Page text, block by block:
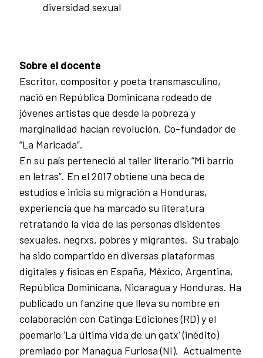
diversidad sexual
Sobre el docente
Escritor, compositor y poeta transmasculino,
nació en República Dominicana rodeado de
jóvenes artistas que desde la pobreza y
marginalidad hacían revolución. Co-fundador de
“La Maricada”.
En su país perteneció al taller literario “Mi barrio
en letras”. En el 2017 obtiene una beca de
estudios e inicia su migración a Honduras,
experiencia que ha marcado su literatura
retratando la vida de las personas disidentes
sexuales, negrxs, pobres y migrantes. Su trabajo
ha sido compartido en diversas plataformas
digitales y físicas en España, México, Argentina,
República Dominicana, Nicaragua y Honduras. Ha
publicado un fanzine que lleva su nombre en
colaboración con Catinga Ediciones (RD) y el
poemario 'La última vida de un gatx' (inédito)
premiado por Managua Furiosa (NI). Actualmente